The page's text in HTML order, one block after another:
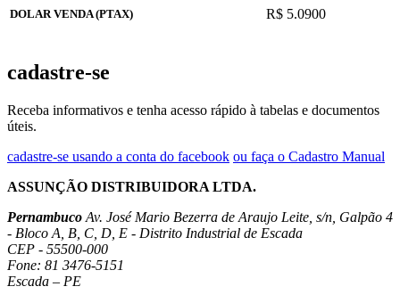
DOLAR VENDA (PTAX) R$ 5.0900
cadastre-se
Receba informativos e tenha acesso rápido à tabelas e documentos
úteis.
cadastre-se usando a conta do facebook ou faça o Cadastro Manual
ASSUNÇÃO DISTRIBUIDORA LTDA.
Pernambuco Av. José Mario Bezerra de Araujo Leite, s/n, Galpão 4
- Bloco A, B, C, D, E - Distrito Industrial de Escada
CEP - 55500-000
Fone: 81 3476-5151
Escada – PE